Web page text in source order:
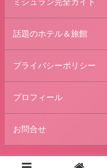
ミシュラン完全ガイド
話題のホテル＆旅館
プライバシーポリシー
プロフィール
お問合せ